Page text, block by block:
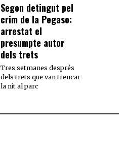
Segon detingut pel
crim de la Pegaso:
arrestat el
presumpte autor
dels trets
Tres setmanes després
dels trets que van trencar
la nit al parc